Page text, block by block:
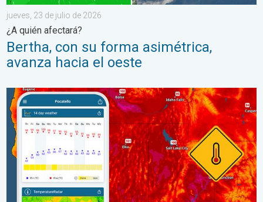
jueves, 23 de julio de 2026
¿A quién afectará?
Bertha, con su forma asimétrica,
avanza hacia el oeste
Salto de 50 grados Fahrenheit. Extremos en el Noroeste. . .